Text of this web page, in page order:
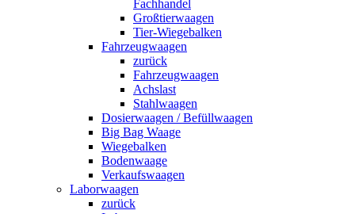
Fachhandel
Großtierwaagen
Tier-Wiegebalken
Fahrzeugwaagen
zurück
Fahrzeugwaagen
Achslast
Stahlwaagen
Dosierwaagen / Befüllwaagen
Big Bag Waage
Wiegebalken
Bodenwaage
Verkaufswaagen
Laborwaagen
zurück